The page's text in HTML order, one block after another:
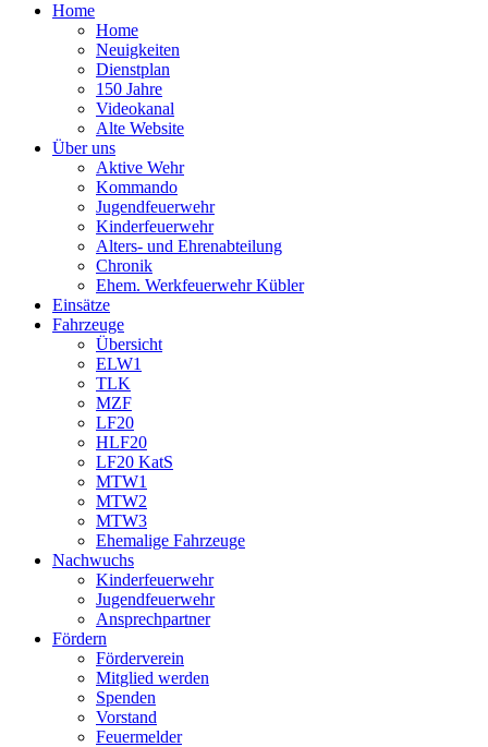
Home
Home
Neuigkeiten
Dienstplan
150 Jahre
Videokanal
Alte Website
Über uns
Aktive Wehr
Kommando
Jugendfeuerwehr
Kinderfeuerwehr
Alters- und Ehrenabteilung
Chronik
Ehem. Werkfeuerwehr Kübler
Einsätze
Fahrzeuge
Übersicht
ELW1
TLK
MZF
LF20
HLF20
LF20 KatS
MTW1
MTW2
MTW3
Ehemalige Fahrzeuge
Nachwuchs
Kinderfeuerwehr
Jugendfeuerwehr
Ansprechpartner
Fördern
Förderverein
Mitglied werden
Spenden
Vorstand
Feuermelder